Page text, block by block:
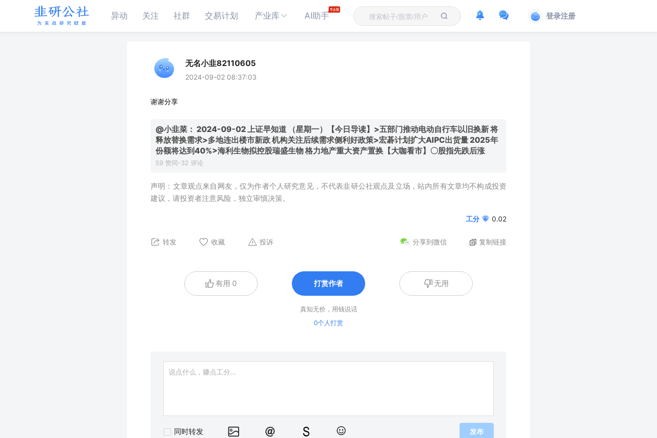
异动 关注 社群 交易计划 产业库 AI助手 登录注册
无名小韭82110605
2024-09-02 08:37:03
谢谢分享
@小韭菜： 2024-09-02 上证早知道 （星期一）【今日导读】>五部门推动电动自行车以旧换新 将
释放替换需求>多地连出楼市新政 机构关注后续需求侧利好政策>宏碁计划扩大AIPC出货量 2025年
份额将达到40%>海利生物拟控股瑞盛生物 格力地产重大资产置换【大咖看市】〇股指先跌后涨
59 赞同-32 评论
声明：文章观点来自网友，仅为作者个人研究意见，不代表韭研公社观点及立场，站内所有文章均不构成投资
建议，请投资者注意风险，独立审慎决策。
工分 0.02
转发 收藏 投诉 复制链接
分享到微信
有用 0 打赏作者 无用
真知无价，用钱说话
0个人打赏
同时转发 发布